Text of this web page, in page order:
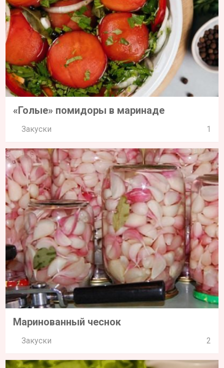
«Голые» помидоры в маринаде
Закуски 1
Маринованный чеснок
Закуски 2